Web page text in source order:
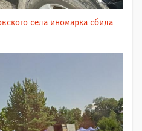
села иномарка сбила